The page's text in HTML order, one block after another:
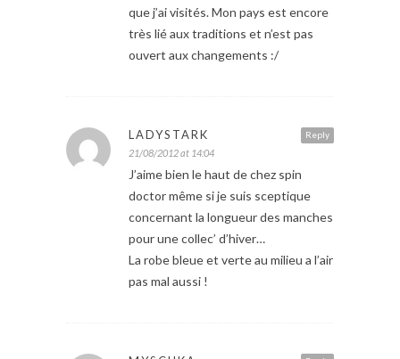
que j’ai visités. Mon pays est encore
très lié aux traditions et n’est pas
ouvert aux changements :/
Reply
LADYSTARK
21/08/2012 at 14:04
J’aime bien le haut de chez spin
doctor même si je suis sceptique
concernant la longueur des manches
pour une collec’ d’hiver…
La robe bleue et verte au milieu a l’air
pas mal aussi !